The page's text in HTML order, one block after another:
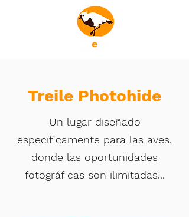
Treile Photohide
Un lugar diseñado
específicamente para las aves,
donde las oportunidades
fotográficas son ilimitadas...